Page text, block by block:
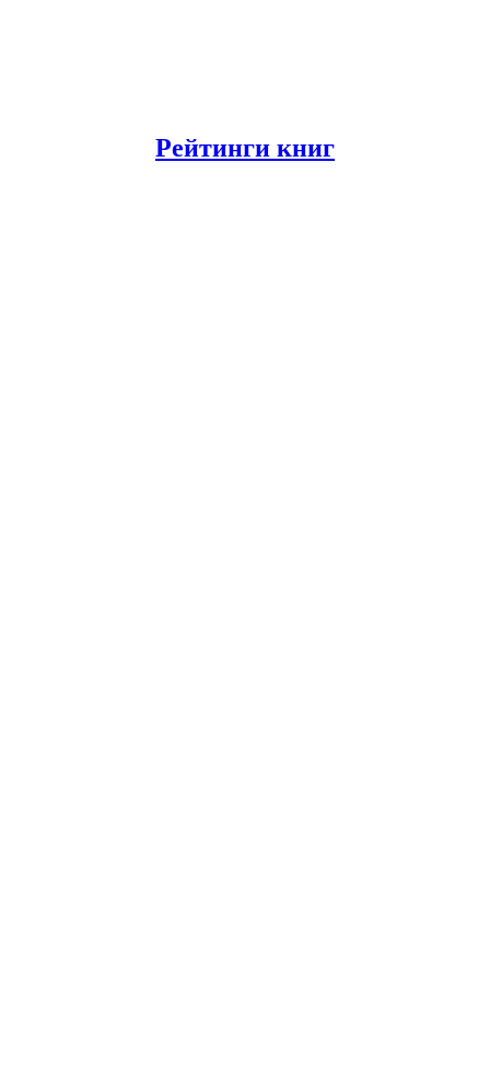
Рейтинги книг